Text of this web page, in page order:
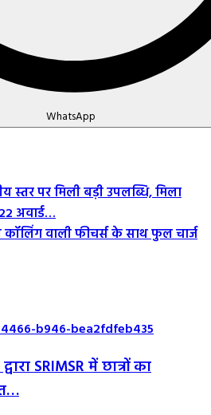
WhatsApp
स्तर पर मिली बड़ी उपलब्धि, मिला
अवार्ड…
वाली फीचर्स के साथ फुल चार्ज
SRIMSR में छात्रों का